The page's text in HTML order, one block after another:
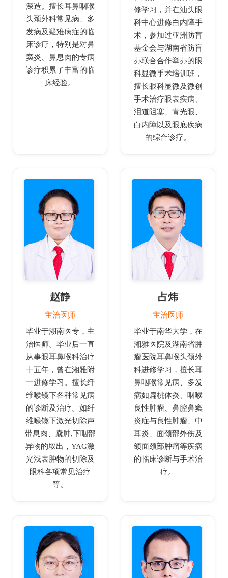
深造。擅长耳鼻咽喉
头颈外科常见病、多
发病及疑难病症的临
床诊疗，特别是对鼻
窦炎、鼻息肉的专病
诊疗积累了丰富的临
床经验。
修学习，并在汕头眼
科中心进修白内障手
术，参加过亚洲防盲
基金会与湖南省防盲
办联合合作举办的眼
科显微手术培训班，
擅长眼科显微及微创
手术治疗眼表疾病、
泪道阻塞、青光眼、
白内障以及眼底疾病
的综合诊疗。
赵静
主治医师
毕业于湖南医专，主
治医师。毕业后一直
从事眼耳鼻喉科治疗
十五年，曾在湘雅附
一进修学习。擅长纤
维喉镜下各种常见病
的诊断及治疗。如纤
维喉镜下激光切除声
带息肉、囊肿,下咽部
异物的取出，YAG激
光浅表肿物的切除及
眼科各项常见治疗
等。
占炜
主治医师
毕业于南华大学，在
湘雅医院及湖南省肿
瘤医院耳鼻喉头颈外
科进修学习，擅长耳
鼻咽喉常见病、多发
病如扁桃体炎、咽喉
良性肿瘤、鼻腔鼻窦
炎症与良性肿瘤、中
耳炎、面颈部外伤及
颌面颈部肿瘤等疾病
的临床诊断与手术治
疗。